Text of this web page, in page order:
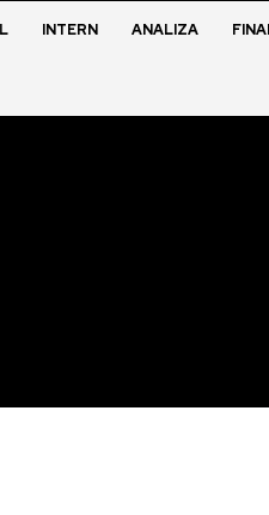
INTERN ANALIZA